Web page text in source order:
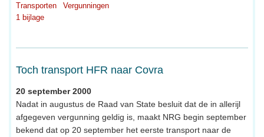
Transporten
Vergunningen
1 bijlage
Toch transport HFR naar Covra
20 september 2000
Nadat in augustus de Raad van State besluit dat de in allerijl
afgegeven vergunning geldig is, maakt NRG begin september
bekend dat op 20 september het eerste transport naar de